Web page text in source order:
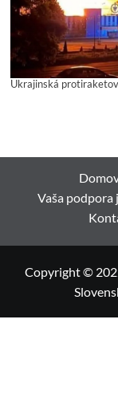
Ukrajinská
Vaša podpora
Copyright ©